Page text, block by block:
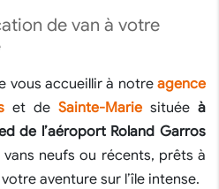
de van à votre
vous accueillir à notre agence
et de Sainte-Marie située à
de l’aéroport Roland Garros
neufs ou récents, prêts à
aventure sur l’île intense.